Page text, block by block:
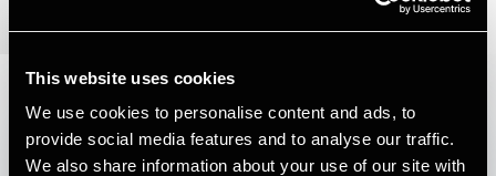
This website uses cookies
We use cookies to personalise content and ads, to
provide social media features and to analyse our traffic.
We also share information about your use of our site with
DEPECHEN NYHEDSBREV
Published: May 8, 2013